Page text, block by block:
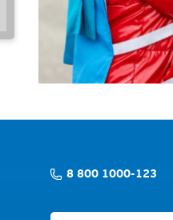
8 800 1000-123